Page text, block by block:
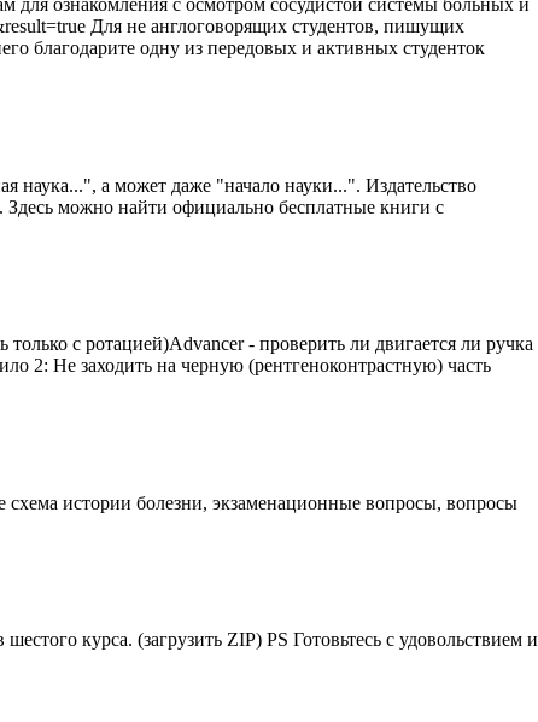
для ознакомления с осмотром сосудистой системы больных и
Для не англоговорящих студентов, пишущих
благодарите одну из передовых и активных студенток
наука...", а может даже "начало науки...". Издательство
Здесь можно найти официально бесплатные книги с
с ротацией)Advancer - проверить ли двигается ли ручка
2: Не заходить на черную (рентгеноконтрастную) часть
истории болезни, экзаменационные вопросы, вопросы
курса. (загрузить ZIP) PS Готовьтесь с удовольствием и